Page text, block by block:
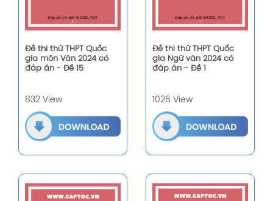
Đề thi thử THPT Quốc
gia môn Văn 2024 có
đáp án - Đề 15
832 View
Đề thi thử THPT Quốc
gia Ngữ văn 2024 có
đáp án - Đề 1
1026 View